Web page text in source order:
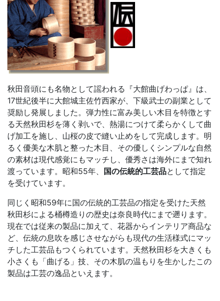
秋田音頭にも名物として謡われる『大館曲げわっぱ』は、
17世紀後半に大館城主佐竹西家が、下級武士の副業として
奨励し発展しました。弾力性に富み美しい木目を特徴とす
る天然秋田杉を薄く剥いで、熱湯につけて柔らかくして曲
げ加工を施し、山桜の皮で縫い止めをして完成します。明
るく優美な木肌と整った木目、その優しくシンプルな自然
の素材は現代感覚にもマッチし、優秀さは海外にまで知れ
渡っています。昭和55年、
国の伝統的工芸品として指定
を受けています。
同じく昭和59年に国の伝統的工芸品の指定を受けた天然
秋田杉による桶樽造りの歴史は奈良時代にまで遡ります。
現在では従来の製品に加えて、花器からインテリア商品な
ど、伝統の息吹を感じさせながらも現代の生活様式にマッ
チした工芸品もつくられています。天然秋田杉を大きくも
小さくも「曲げる」技、その木肌の温もりを生かしたこの
製品は工芸の逸品といえます。